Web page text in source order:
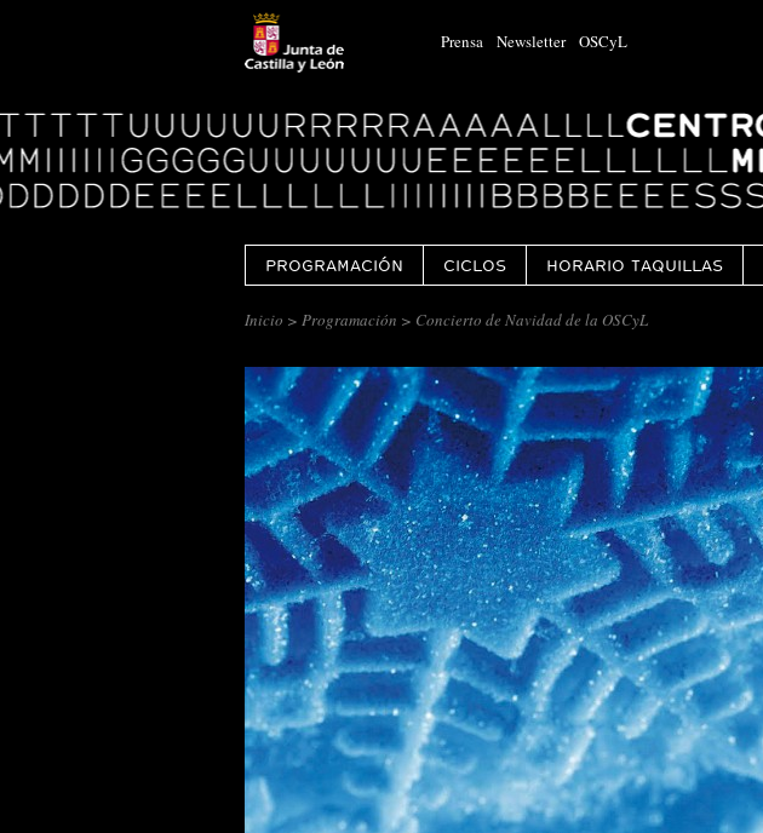
Prensa Newsletter OSCyL
Logo
Centro
Cultural
Miguel
Delibes
PROGRAMACIÓN CICLOS HORARIO TAQUILLAS
Inicio > Programación > Concierto de Navidad de la OSCyL